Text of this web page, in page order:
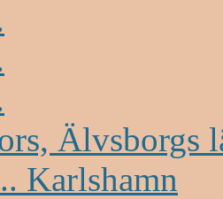
Älvsborgs
Karlshamn